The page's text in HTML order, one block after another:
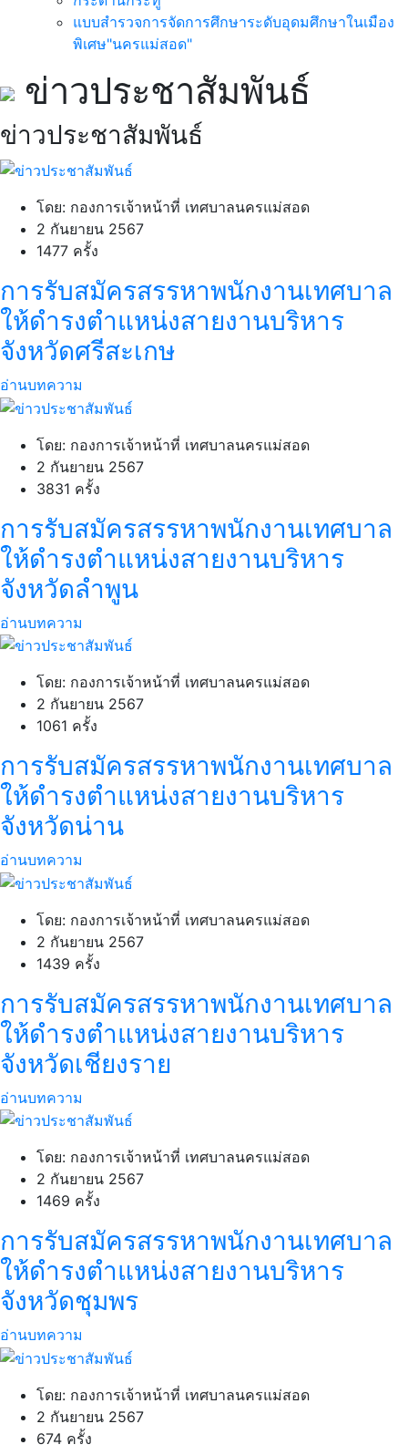
แบบสำรวจการจัดการศึกษาระดับอุดมศึกษาในเมือง
พิเศษ"นครแม่สอด"
ข่าวประชาสัมพันธ์
ข่าวประชาสัมพันธ์
โดย: กองการเจ้าหน้าที่ เทศบาลนครแม่สอด
2 กันยายน 2567
1477 ครั้ง
การรับสมัครสรรหาพนักงานเทศบาล
ให้ดำรงตำแหน่งสายงานบริหาร
จังหวัดศรีสะเกษ
อ่านบทความ
โดย: กองการเจ้าหน้าที่ เทศบาลนครแม่สอด
2 กันยายน 2567
3831 ครั้ง
การรับสมัครสรรหาพนักงานเทศบาล
ให้ดำรงตำแหน่งสายงานบริหาร
จังหวัดลำพูน
อ่านบทความ
โดย: กองการเจ้าหน้าที่ เทศบาลนครแม่สอด
2 กันยายน 2567
1061 ครั้ง
การรับสมัครสรรหาพนักงานเทศบาล
ให้ดำรงตำแหน่งสายงานบริหาร
จังหวัดน่าน
อ่านบทความ
โดย: กองการเจ้าหน้าที่ เทศบาลนครแม่สอด
2 กันยายน 2567
1439 ครั้ง
การรับสมัครสรรหาพนักงานเทศบาล
ให้ดำรงตำแหน่งสายงานบริหาร
จังหวัดเชียงราย
อ่านบทความ
โดย: กองการเจ้าหน้าที่ เทศบาลนครแม่สอด
2 กันยายน 2567
1469 ครั้ง
การรับสมัครสรรหาพนักงานเทศบาล
ให้ดำรงตำแหน่งสายงานบริหาร
จังหวัดชุมพร
อ่านบทความ
โดย: กองการเจ้าหน้าที่ เทศบาลนครแม่สอด
2 กันยายน 2567
674 ครั้ง